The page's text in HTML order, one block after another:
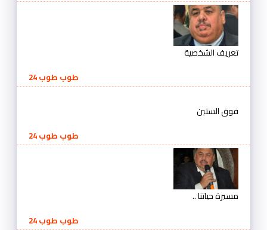
تعريف الشخصية
طوب طوب 24
فوق الستين
طوب طوب 24
مسيرة حياتنا ..
طوب طوب 24